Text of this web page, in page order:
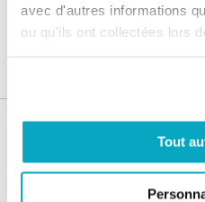
avec d'autres informations
ou qu'ils ont collectées lors
Tout
Paiement